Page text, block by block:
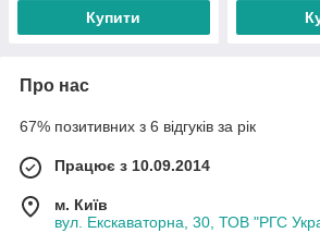
Купити
Про нас
67% позитивних з 6 відгуків за рік
Працює з 10.09.2014
м. Київ
вул. Екскаваторна, 30, ТОВ "РГС